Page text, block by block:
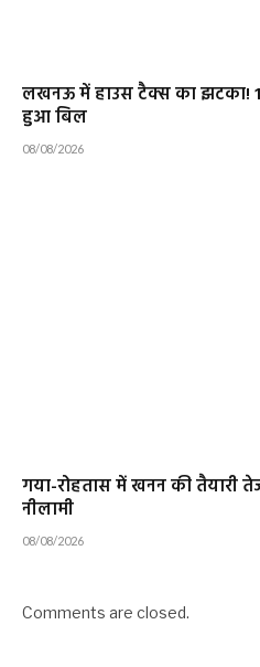
लखनऊ में हाउस टैक्स का झटका!
हुआ बिल
08/08/2026
गया-रोहतास में खनन की तैयारी
नीलामी
08/08/2026
Comments are closed.